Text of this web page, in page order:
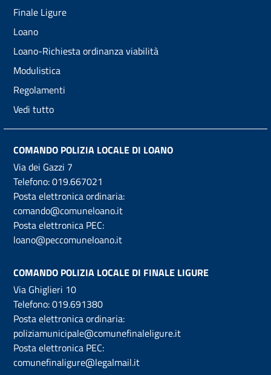
Finale Ligure
Loano
Loano-Richiesta ordinanza viabilità
Modulistica
Regolamenti
Vedi tutto
COMANDO POLIZIA LOCALE DI LOANO
Via dei Gazzi 7
Telefono:019.667021
Posta elettronica ordinaria:
comando@comuneloano.it
Posta elettronica PEC:
loano@peccomuneloano.it
COMANDO POLIZIA LOCALE DI FINALE LIGURE
Via Ghiglieri 10
Telefono:019.691380
Posta elettronica ordinaria:
poliziamunicipale@comunefinaleligure.it
Posta elettronica PEC:
comunefinaligure@legalmail.it